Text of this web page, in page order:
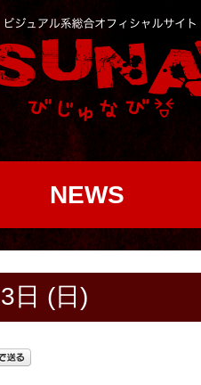
NEWS
日 (日)